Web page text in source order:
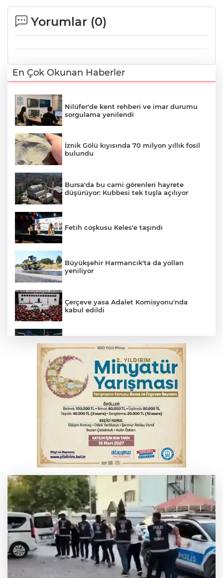
Yorumlar (0)
En Çok Okunan Haberler
Nilüfer'de kent rehberi ve imar durumu
sorgulama yenilendi
İznik Gölü kıyısında 70 milyon yıllık fosil
bulundu
Bursa'da bu cami görenleri hayrete
düşürüyor: Kubbesi tek tuşla açılıyor
Fetih coşkusu Keles'e taşındı
Büyükşehir Harmancık'ta da yolları
yeniliyor
Çerçeve yasa Adalet Komisyonu'nda
kabul edildi
kişi tutuklandı
İnegöl’de yangın paniği! Apartmana
sıçrayan alevler söndürüldü
Serbest piyasada döviz fiyatları
Otomobil kanala uçtu: 2 yaralı